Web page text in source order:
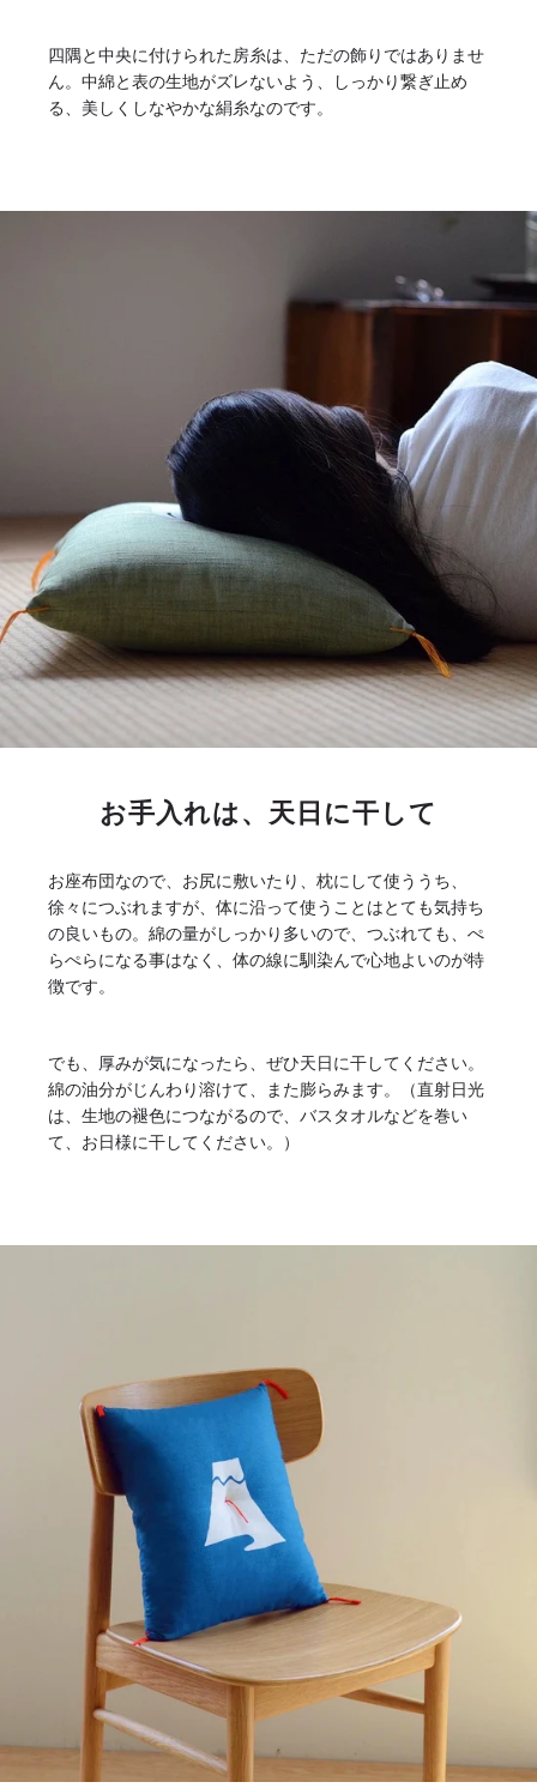
四隅と中央に付けられた房糸は、ただの飾りではありませ
ん。中綿と表の生地がズレないよう、しっかり繋ぎ止め
る、美しくしなやかな絹糸なのです。
お手入れは、天日に干して
お座布団なので、お尻に敷いたり、枕にして使ううち、
徐々につぶれますが、体に沿って使うことはとても気持ち
の良いもの。綿の量がしっかり多いので、つぶれても、ぺ
らぺらになる事はなく、体の線に馴染んで心地よいのが特
徴です。
でも、厚みが気になったら、ぜひ天日に干してください。
綿の油分がじんわり溶けて、また膨らみます。（直射日光
は、生地の褪色につながるので、バスタオルなどを巻い
て、お日様に干してください。）